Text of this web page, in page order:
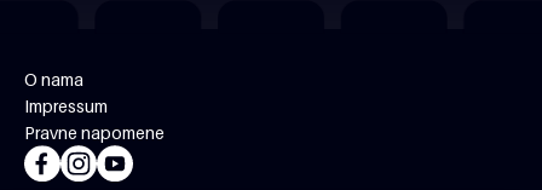
O nama
Impressum
Pravne napomene